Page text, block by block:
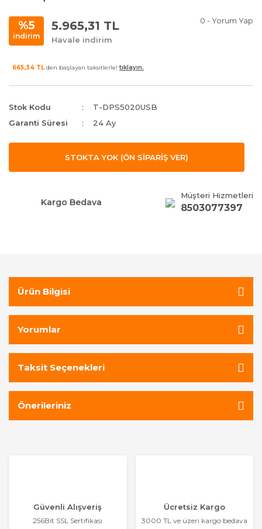
%5
indirim
5.965,31 TL
Havale indirim
0 - Yorum Yap
665,34 TL den başlayan taksitlerle! tıklayın.
Stok Kodu
T-DPS5020USB
Garanti Süresi
24 Ay
STOKTA YOK (ÖN SİPARİŞ VER)
Kargo Bedava
Müşteri Hizmetleri
8503077397
Ürün Bilgisi
Yorumlar
Taksit Seçenekleri
Önerileriniz
Güvenli Alışveriş
256Bit SSL Sertifikası
Ücretsiz Kargo
3000 TL ve üzeri kargo bedava